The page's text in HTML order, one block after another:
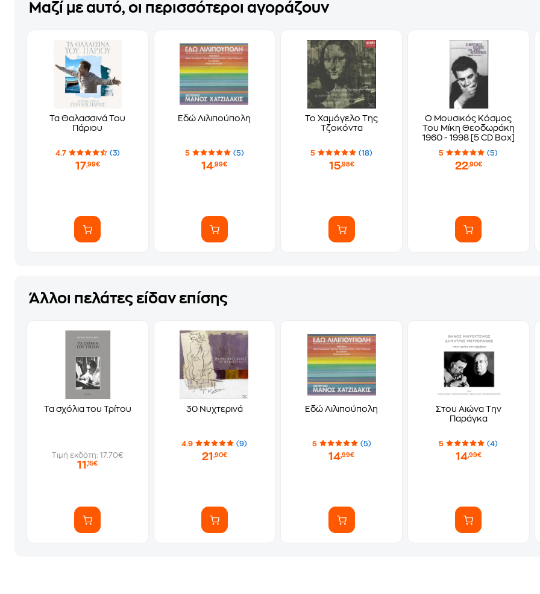
Μαζί με αυτό, οι περισσότεροι αγοράζουν
Τα Θαλασσινά Του
Πάριου
4.7 (3)
17,99€
Εδώ Λιλιπούπολη
5 (5)
14,99€
Το Χαμόγελο Της
Τζοκόντα
5 (18)
15,98€
Ο Μουσικός Κόσμος
Του Μίκη Θεοδωράκη
1960 - 1998 [5 CD Box]
5 (5)
22,90€
Άλλοι πελάτες είδαν επίσης
Τα σχόλια του Τρίτου
Τιμή εκδότη: 17.70€
11,15€
30 Νυχτερινά
4.9 (9)
21 ,90€
Εδώ Λιλιπούπολη
5 (5)
14,99€
Στου Αιώνα Την
Παράγκα
5 (4)
14,99€